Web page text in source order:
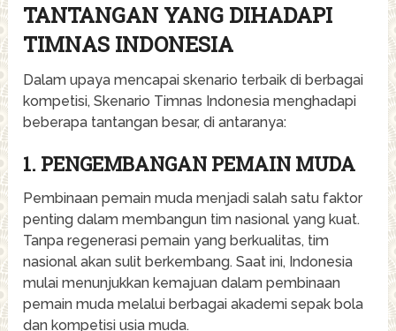
TANTANGAN YANG DIHADAPI
TIMNAS INDONESIA
Dalam upaya mencapai skenario terbaik di berbagai
kompetisi, Skenario Timnas Indonesia menghadapi
beberapa tantangan besar, di antaranya:
1. PENGEMBANGAN PEMAIN MUDA
Pembinaan pemain muda menjadi salah satu faktor
penting dalam membangun tim nasional yang kuat.
Tanpa regenerasi pemain yang berkualitas, tim
nasional akan sulit berkembang. Saat ini, Indonesia
mulai menunjukkan kemajuan dalam pembinaan
pemain muda melalui berbagai akademi sepak bola
dan kompetisi usia muda.